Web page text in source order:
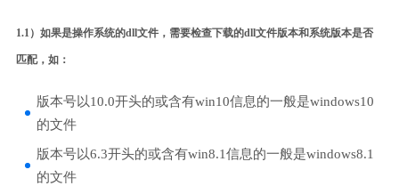
1.1）如果是操作系统的dll文件，需要检查下载的dll文件版本和系统版本是否
匹配，如：
版本号以10.0开头的或含有win10信息的一般是windows10
的文件
版本号以6.3开头的或含有win8.1信息的一般是windows8.1
的文件